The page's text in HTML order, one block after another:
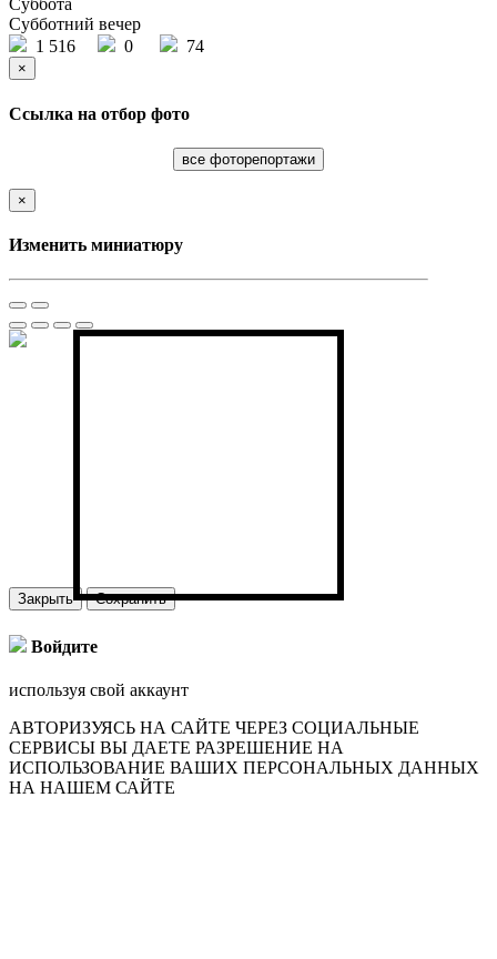
Суббота
Субботний вечер
1 516
0 74
×
Ссылка на отбор фото
все фоторепортажи
×
Изменить миниатюру
Закрыть Сохранить
Войдите
используя свой аккаунт
АВТОРИЗУЯСЬ НА САЙТЕ ЧЕРЕЗ СОЦИАЛЬНЫЕ
СЕРВИСЫ ВЫ ДАЕТЕ РАЗРЕШЕНИЕ НА
ИСПОЛЬЗОВАНИЕ ВАШИХ ПЕРСОНАЛЬНЫХ ДАННЫХ
НА НАШЕМ САЙТЕ